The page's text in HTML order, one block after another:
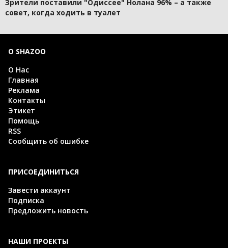
Зрители поставили "Одиссее" Нолана 96% – а также
совет, когда ходить в туалет
О SHAZOO
О Нас
Главная
Реклама
Контакты
Этикет
Помощь
RSS
Сообщить об ошибке
ПРИСОЕДИНИТЬСЯ
Завести аккаунт
Подписка
Предложить новость
НАШИ ПРОЕКТЫ